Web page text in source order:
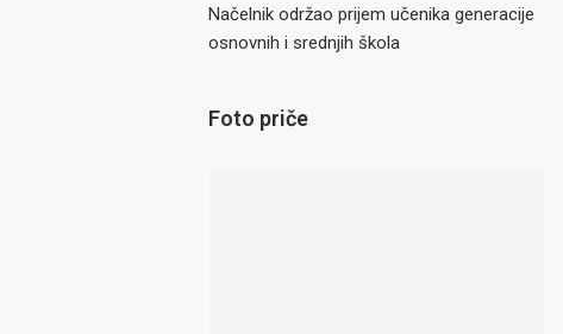
Načelnik održao prijem učenika generacije
osnovnih i srednjih škola
Foto priče